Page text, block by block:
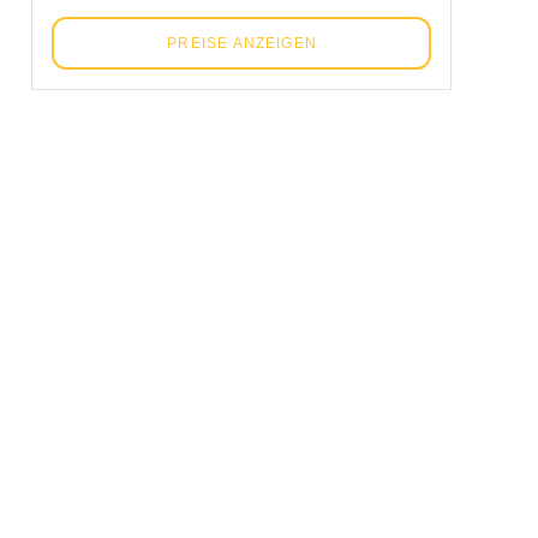
PREISE ANZEIGEN